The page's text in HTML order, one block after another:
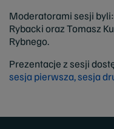
Moderatorami sesji
Rybacki oraz Tomasz
Rybnego.
Prezentacje z sesji
sesja pierwsza, sesja